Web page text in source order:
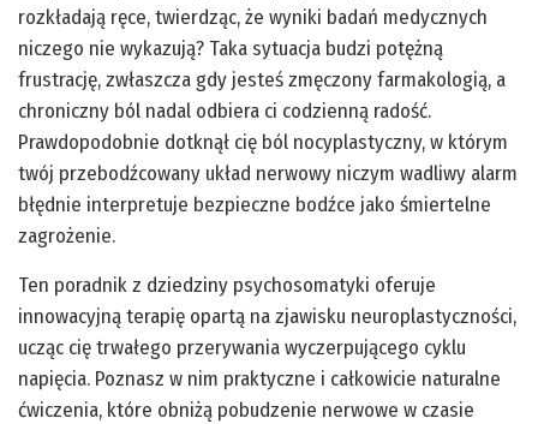
rozkładają ręce, twierdząc, że wyniki badań medycznych
niczego nie wykazują? Taka sytuacja budzi potężną
frustrację, zwłaszcza gdy jesteś zmęczony farmakologią, a
chroniczny ból nadal odbiera ci codzienną radość.
Prawdopodobnie dotknął cię ból nocyplastyczny, w którym
twój przebodźcowany układ nerwowy niczym wadliwy alarm
błędnie interpretuje bezpieczne bodźce jako śmiertelne
zagrożenie.
Ten poradnik z dziedziny psychosomatyki oferuje
innowacyjną terapię opartą na zjawisku neuroplastyczności,
ucząc cię trwałego przerywania wyczerpującego cyklu
napięcia. Poznasz w nim praktyczne i całkowicie naturalne
ćwiczenia, które obniżą pobudzenie nerwowe w czasie